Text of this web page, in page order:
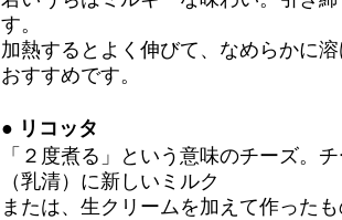
す。
加熱するとよく伸びて、なめらかに
おすすめです。
● リコッタ
「２度煮る」という意味のチーズ。
（乳清）に新しいミルク
または、生クリームを加えて作った